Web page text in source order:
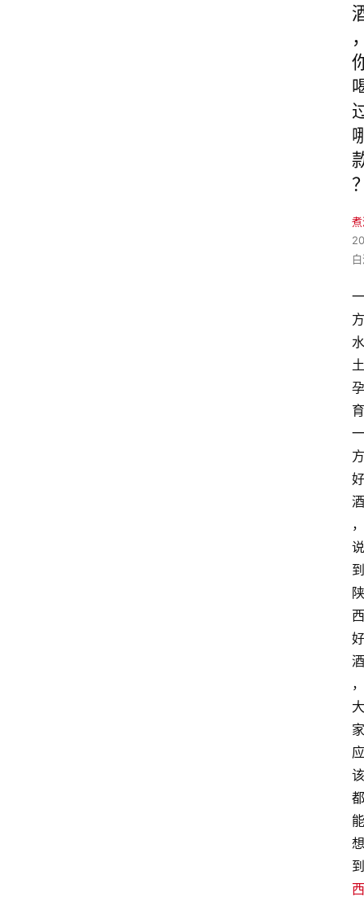
一
方
水
土
孕
育
一
方
好
酒
，
说
到
陕
西
好
酒
，
大
家
应
该
都
能
想
到
西